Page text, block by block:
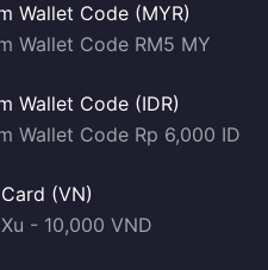
Wallet Code (MYR)
Wallet Code RM5 MY
Wallet Code (IDR)
Wallet Code Rp 6,000 ID
(VN)
- 10,000 VND